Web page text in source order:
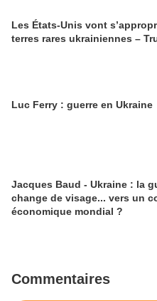
Les États-Unis vont
terres rares ukrainiennes –
Luc Ferry : guerre en Ukraine
Jacques Baud - Ukraine : la
change de visage... vers un
économique mondial ?
Commentaires